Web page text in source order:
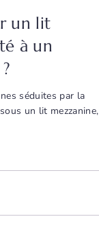
un lit
à un
séduites par la
un lit mezzanine,